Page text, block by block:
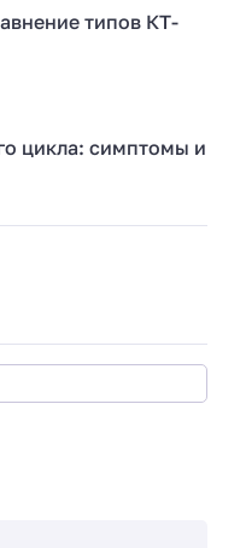
типов КТ-
цикла: симптомы и